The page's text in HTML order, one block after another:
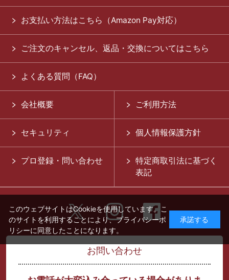
お支払い方法はこちら（Amazon Pay対応）
ご注文のキャンセル、返品・交換についてはこちら
よくある質問（FAQ）
会社概要 ご利用方法
セキュリティ 個人情報保護方針
プロ登録・問い合わせ
特定商取引法に基づく
表記
お問い合わせ
このウェブサイトはCookieを使用しています。こ
のサイトを利用することにより、プライバシーポ
リシーに同意したことになります。
承諾する